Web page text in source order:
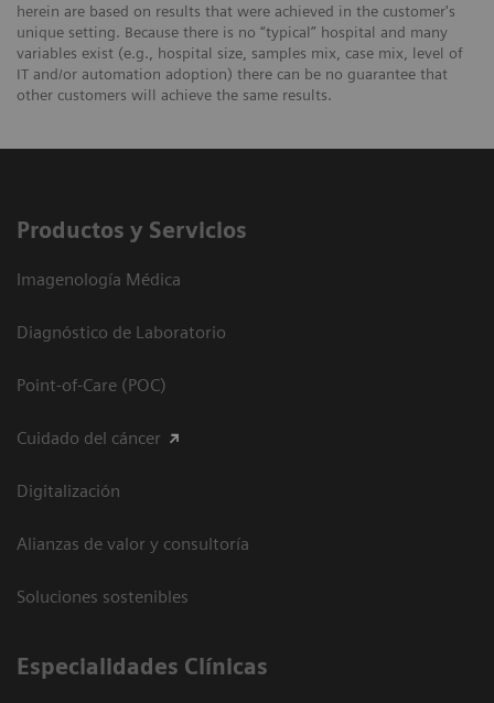
herein are based on results that were achieved in the customer's
unique setting. Because there is no “typical” hospital and many
variables exist (e.g., hospital size, samples mix, case mix, level of
IT and/or automation adoption) there can be no guarantee that
other customers will achieve the same results.
Productos y Servicios
Imagenología Médica
Diagnóstico de Laboratorio
Point-of-Care (POC)
Cuidado del cáncer
Digitalización
Alianzas de valor y consultoría
Soluciones sostenibles
Especialidades Clínicas